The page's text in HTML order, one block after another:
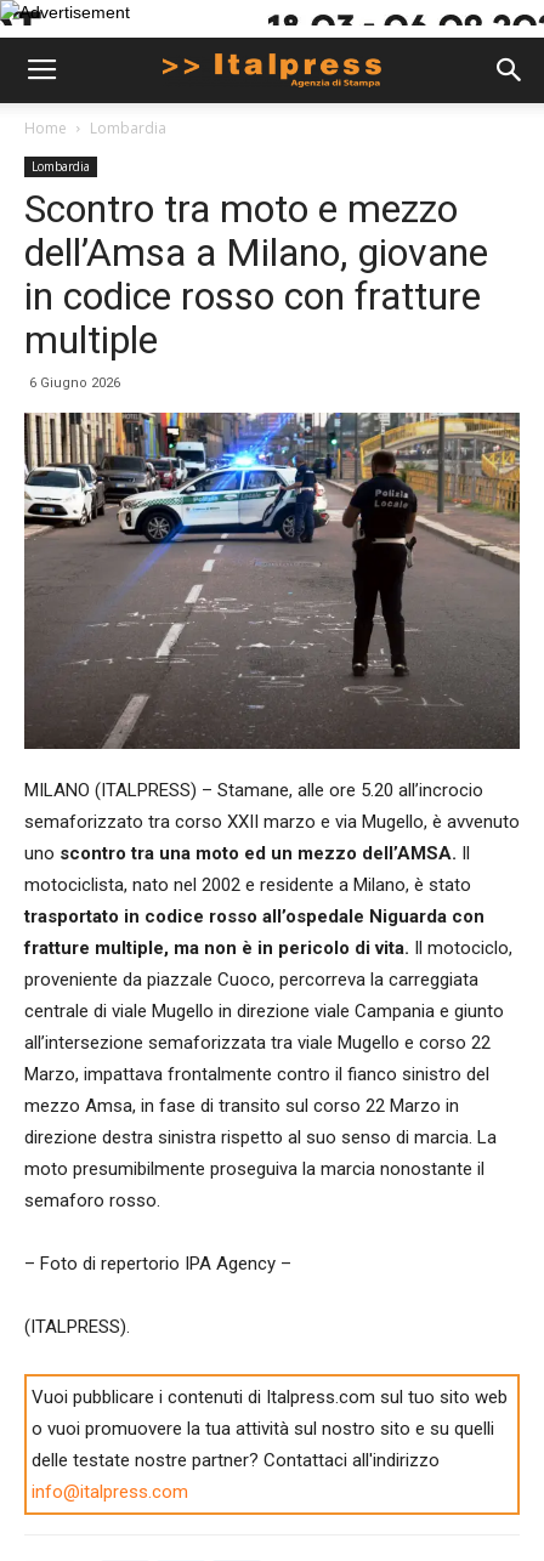
Home Lombardia
Lombardia
Scontro tra moto e mezzo
dell’Amsa a Milano, giovane
in codice rosso con fratture
multiple
6 Giugno 2026
MILANO (ITALPRESS) – Stamane, alle ore 5.20 all’incrocio
semaforizzato tra corso XXII marzo e via Mugello, è avvenuto
uno scontro tra una moto ed un mezzo dell’AMSA. Il
motociclista, nato nel 2002 e residente a Milano, è stato
trasportato in codice rosso all’ospedale Niguarda con
fratture multiple, ma non è in pericolo di vita. Il motociclo,
proveniente da piazzale Cuoco, percorreva la carreggiata
centrale di viale Mugello in direzione viale Campania e giunto
all’intersezione semaforizzata tra viale Mugello e corso 22
Marzo, impattava frontalmente contro il fianco sinistro del
mezzo Amsa, in fase di transito sul corso 22 Marzo in
direzione destra sinistra rispetto al suo senso di marcia. La
moto presumibilmente proseguiva la marcia nonostante il
semaforo rosso.
– Foto di repertorio IPA Agency –
(ITALPRESS).
Vuoi pubblicare i contenuti di Italpress.com sul tuo sito web
o vuoi promuovere la tua attività sul nostro sito e su quelli
delle testate nostre partner? Contattaci all'indirizzo
info@italpress.com